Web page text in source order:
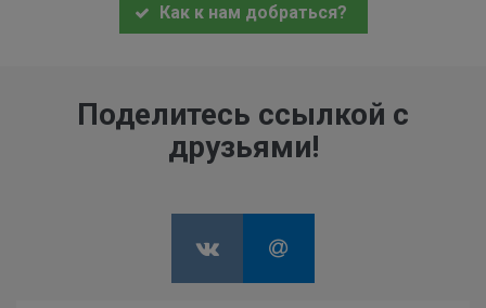
Как к нам добраться?
Поделитесь ссылкой с
друзьями!